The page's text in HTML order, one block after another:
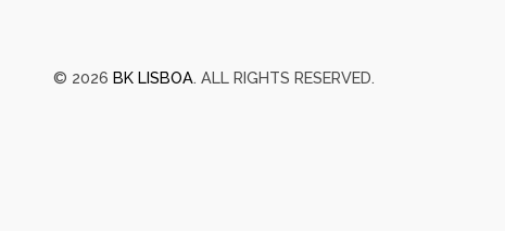
© 2026 BK LISBOA. ALL RIGHTS RESERVED.